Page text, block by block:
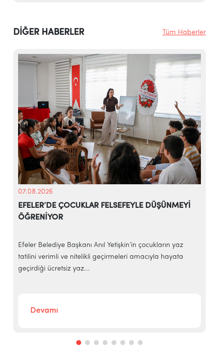
DİĞER HABERLER Tüm Haberler
07.08.2026
EFELER’DE ÇOCUKLAR FELSEFEYLE DÜŞÜNMEYİ
ÖĞRENİYOR
Efeler Belediye Başkanı Anıl Yetişkin’in çocukların yaz
tatilini verimli ve nitelikli geçirmeleri amacıyla hayata
geçirdiği ücretsiz yaz...
Devamı